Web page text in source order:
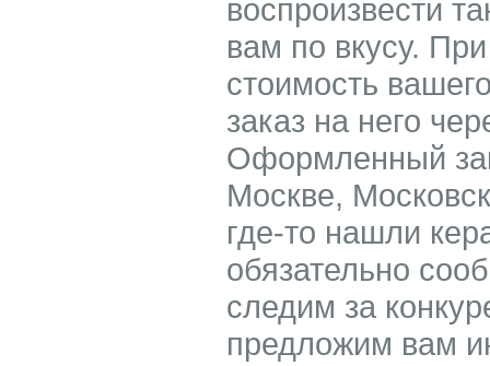
воспроизвести
вам по вкусу.
стоимость
заказ на него
Оформленный
Москве,
где-то нашли
обязательно
следим за
предложим вам